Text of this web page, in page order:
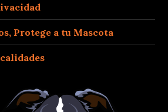
Protege a tu Mascota